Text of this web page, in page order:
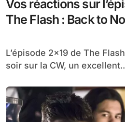
Vos réactions sur
The Flash : Back to
L’épisode 2×19 de The Flash a été diffusé hier
soir sur la CW, un